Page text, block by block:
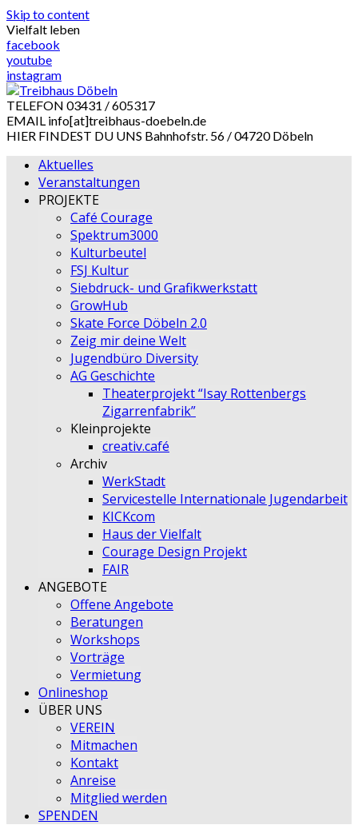
Skip to content
Vielfalt leben
facebook
youtube
instagram
TELEFON 03431 / 605317
EMAIL info[at]treibhaus-doebeln.de
HIER FINDEST DU UNS Bahnhofstr. 56 / 04720 Döbeln
Aktuelles
Veranstaltungen
PROJEKTE
Café Courage
Spektrum3000
Kulturbeutel
FSJ Kultur
Siebdruck- und Grafikwerkstatt
GrowHub
Skate Force Döbeln 2.0
Zeig mir deine Welt
Jugendbüro Diversity
AG Geschichte
Theaterprojekt “Isay Rottenbergs
Zigarrenfabrik”
Kleinprojekte
creativ.café
Archiv
WerkStadt
Servicestelle Internationale Jugendarbeit
KICKcom
Haus der Vielfalt
Courage Design Projekt
FAIR
ANGEBOTE
Offene Angebote
Beratungen
Workshops
Vorträge
Vermietung
Onlineshop
ÜBER UNS
VEREIN
Mitmachen
Kontakt
Anreise
Mitglied werden
SPENDEN